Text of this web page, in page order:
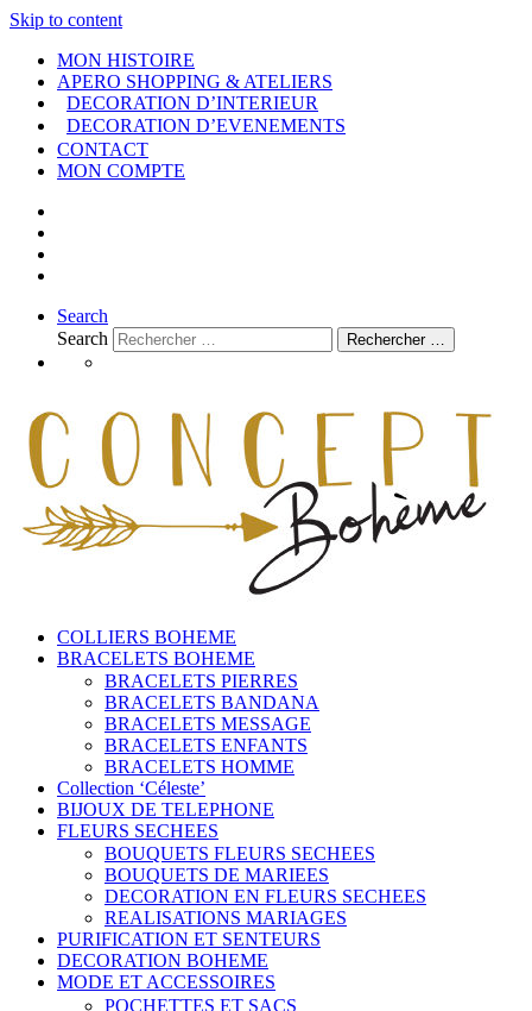
Skip to content
MON HISTOIRE
APERO SHOPPING & ATELIERS
DECORATION D’INTERIEUR
DECORATION D’EVENEMENTS
CONTACT
MON COMPTE
Search
Search
Rechercher …
COLLIERS BOHEME
BRACELETS BOHEME
BRACELETS PIERRES
BRACELETS BANDANA
BRACELETS MESSAGE
BRACELETS ENFANTS
BRACELETS HOMME
Collection ‘Céleste’
BIJOUX DE TELEPHONE
FLEURS SECHEES
BOUQUETS FLEURS SECHEES
BOUQUETS DE MARIEES
DECORATION EN FLEURS SECHEES
REALISATIONS MARIAGES
PURIFICATION ET SENTEURS
DECORATION BOHEME
MODE ET ACCESSOIRES
POCHETTES ET SACS